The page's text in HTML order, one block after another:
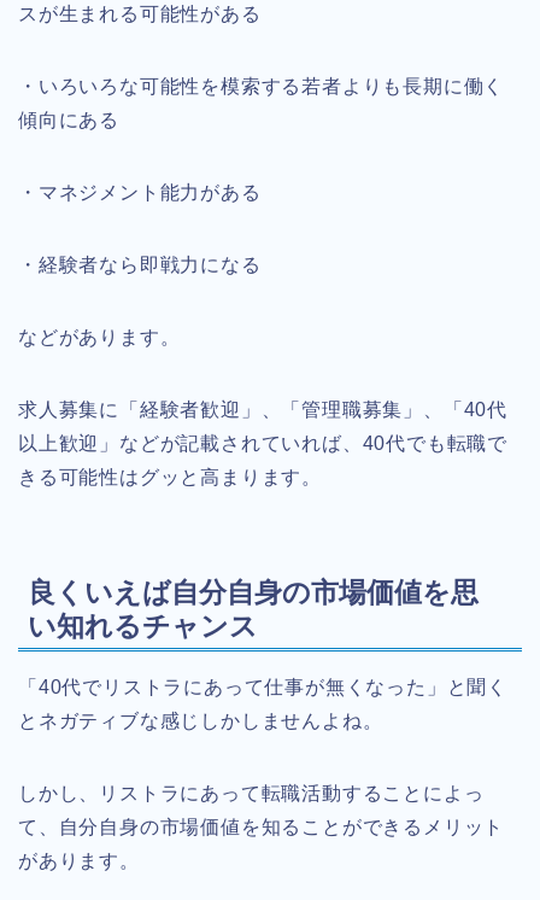
スが生まれる可能性がある
・いろいろな可能性を模索する若者よりも長期に働く
傾向にある
・マネジメント能力がある
・経験者なら即戦力になる
などがあります。
求人募集に「経験者歓迎」、「管理職募集」、「40代
以上歓迎」などが記載されていれば、40代でも転職で
きる可能性はグッと高まります。
良くいえば自分自身の市場価値を思
い知れるチャンス
「40代でリストラにあって仕事が無くなった」と聞く
とネガティブな感じしかしませんよね。
しかし、リストラにあって転職活動することによっ
て、自分自身の市場価値を知ることができるメリット
があります。